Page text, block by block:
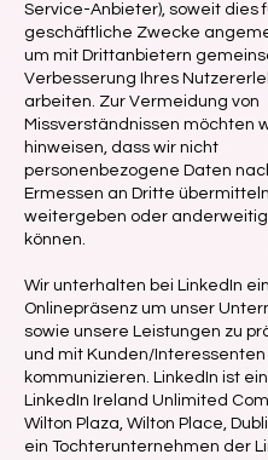
Service-Anbieter), soweit dies
geschäftliche Zwecke
um mit Drittanbietern
Verbesserung Ihres
arbeiten. Zur Vermeidung von
Missverständnissen möchten
hinweisen, dass wir nicht
personenbezogene Daten
Ermessen an Dritte
weitergeben oder
können.
Wir unterhalten bei LinkedIn
Onlinepräsenz um unser
sowie unsere Leistungen zu
und mit Kunden/Interessenten
kommunizieren. LinkedIn ist
LinkedIn Ireland Unlimited
Wilton Plaza, Wilton Place,
ein Tochterunternehmen der